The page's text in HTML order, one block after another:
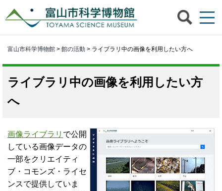
富山市科学博物館 > 館の活動 > ライブラリ中の画像を利用したい方へ
ライブラリ中の画像を利用したい方
へ
画像ライブラリ で公開
している画像データの
一部をクリエイティ
ブ・コモンズ・ライセ
ンスで提供していま